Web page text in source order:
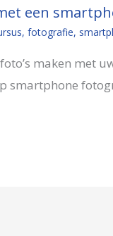
een
, fotografie,
maken met
smartphone